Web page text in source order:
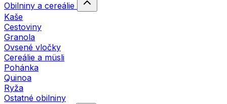
Obilniny a cereálie
Kaše
Cestoviny
Granola
Ovsené vločky
Cereálie a müsli
Pohánka
Quinoa
Ryža
Ostatné obilniny